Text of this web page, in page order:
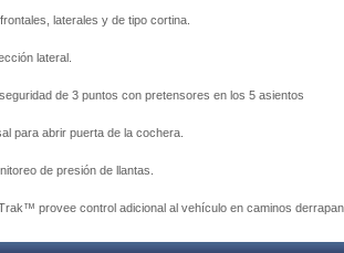
laterales y de tipo cortina.
lateral.
de 3 puntos con pretensores en los 5 asientos
para abrir puerta de la cochera.
de presión de llantas.
provee control adicional al vehículo en caminos